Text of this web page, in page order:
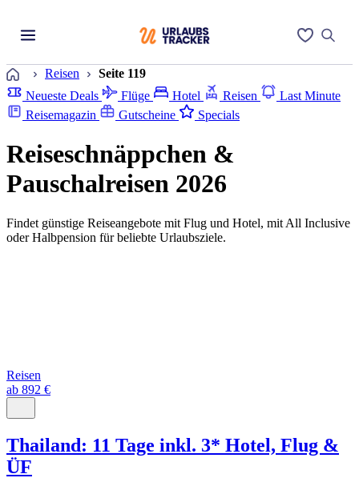
Startseite
Reisen
Seite 119
Neueste Deals
Flüge Hotel Reisen
Last Minute
Reisemagazin
Gutscheine Specials
Reiseschnäppchen &
Pauschalreisen 2026
Findet günstige Reiseangebote mit Flug und Hotel, mit All Inclusive
oder Halbpension für beliebte Urlaubsziele.
Reisen
ab 892 €
Thailand: 11 Tage inkl. 3* Hotel, Flug &
ÜF